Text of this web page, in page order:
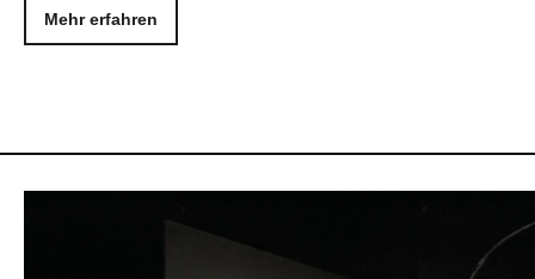
Mehr erfahren